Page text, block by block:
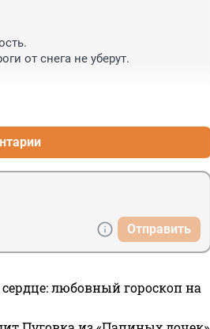
от снега не уберут.
Отправить
любовный гороскоп на